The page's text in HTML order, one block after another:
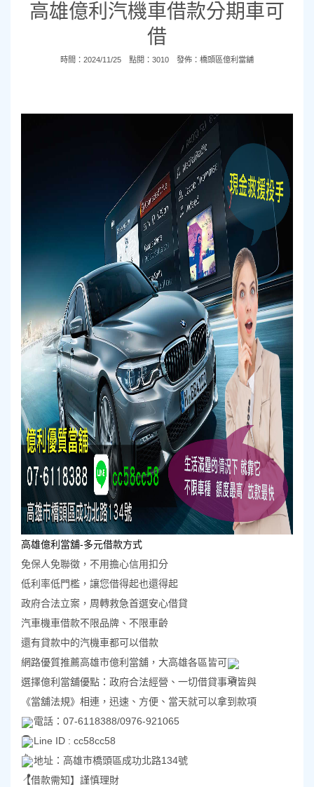
高雄億利汽機車借款分期車可
借
時間：2024/11/25 點閱：3010 發佈： 橋頭區億利當舖
高雄億利當舖-多元借款方式
免保人免聯徵，不用擔心信用扣分
低利率低門檻，讓您借得起也還得起
政府合法立案，周轉救急首選安心借貸
汽車機車借款不限品牌、不限車齡
還有貸款中的汽機車都可以借款
網路優質推薦高雄市億利當舖，大高雄各區皆可
選擇億利當舖優點：政府合法經營、一切借貸事項皆與
《當舖法規》相連，迅速、方便、當天就可以拿到款項
電話：07-6118388/0976-921065
Line ID : cc58cc58
地址：高雄市橋頭區成功北路134號
【借款需知】謹慎理財